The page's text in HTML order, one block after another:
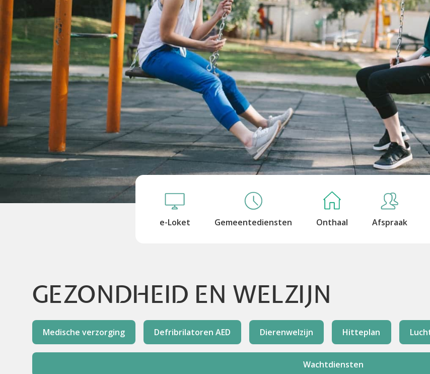
e-Loket Gemeentediensten Onthaal Afspraak
GEZONDHEID EN WELZIJN
Medische verzorging Defribrilatoren AED Dierenwelzijn Hitteplan
Wachtdiensten